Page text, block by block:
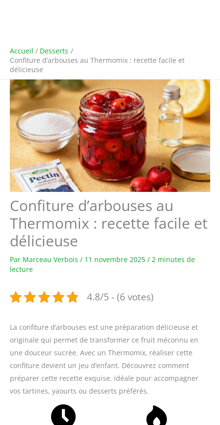
Accueil
Desserts
Confiture d’arbouses au Thermomix : recette facile et
délicieuse
Confiture d’arbouses au
Thermomix : recette facile et
délicieuse
Par Marceau Verbois / 11 novembre 2025 / 2 minutes de
lecture
4.8/5 - (6 votes)
La confiture d’arbouses est une préparation délicieuse et
originale qui permet de transformer ce fruit méconnu en
une douceur sucrée. Avec un Thermomix, réaliser cette
confiture devient un jeu d’enfant. Découvrez comment
préparer cette recette exquise, idéale pour accompagner
vos tartines, yaourts ou desserts préférés.